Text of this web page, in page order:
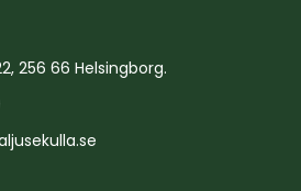
256 66 Helsingborg.